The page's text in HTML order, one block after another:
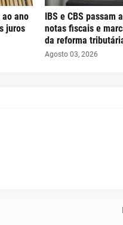
ao ano
juros
IBS e CBS passam
notas fiscais e
da reforma
Agosto 03, 2026